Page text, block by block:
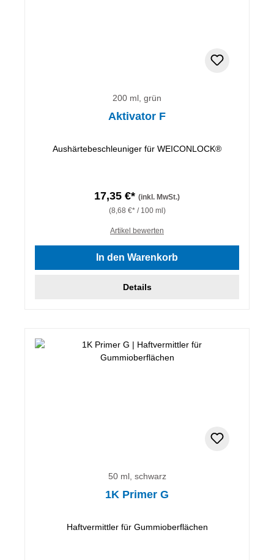
200 ml, grün
Aktivator F
Aushärtebeschleuniger für WEICONLOCK®
17,35 €* (inkl. MwSt.)
(8,68 €* / 100 ml)
Artikel bewerten
In den Warenkorb
Details
50 ml, schwarz
1K Primer G
Haftvermittler für Gummioberflächen